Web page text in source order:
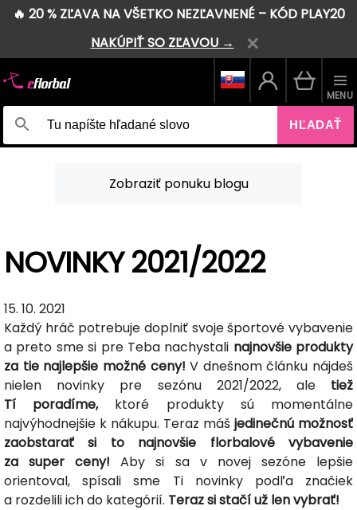
🔥 20 % ZĽAVA NA VŠETKO NEZĽAVNENÉ – KÓD PLAY20
NAKÚPIŤ SO ZĽAVOU →
HĽADAŤ
MENU
Zobraziť ponuku blogu
NOVINKY 2021/2022
15. 10. 2021
Každý hráč potrebuje doplniť svoje športové vybavenie
a preto sme si pre Teba nachystali najnovšie produkty
za tie najlepšie možné ceny! V dnešnom článku nájdeš
nielen novinky pre sezónu 2021/2022, ale tiež
Tí poradíme,ktoré produkty sú momentálne
najvýhodnejšie k nákupu. Teraz máš jedinečnú možnosť
zaobstarať si to najnovšie florbalové vybavenie
za super ceny! Aby si sa v novej sezóne lepšie
orientoval, spísali sme Ti novinky podľa značiek
a rozdelili ich do kategórií. Teraz si stačí už len vybrať!